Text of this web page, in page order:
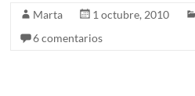
Marta 1 octubre, 2010
6 comentarios